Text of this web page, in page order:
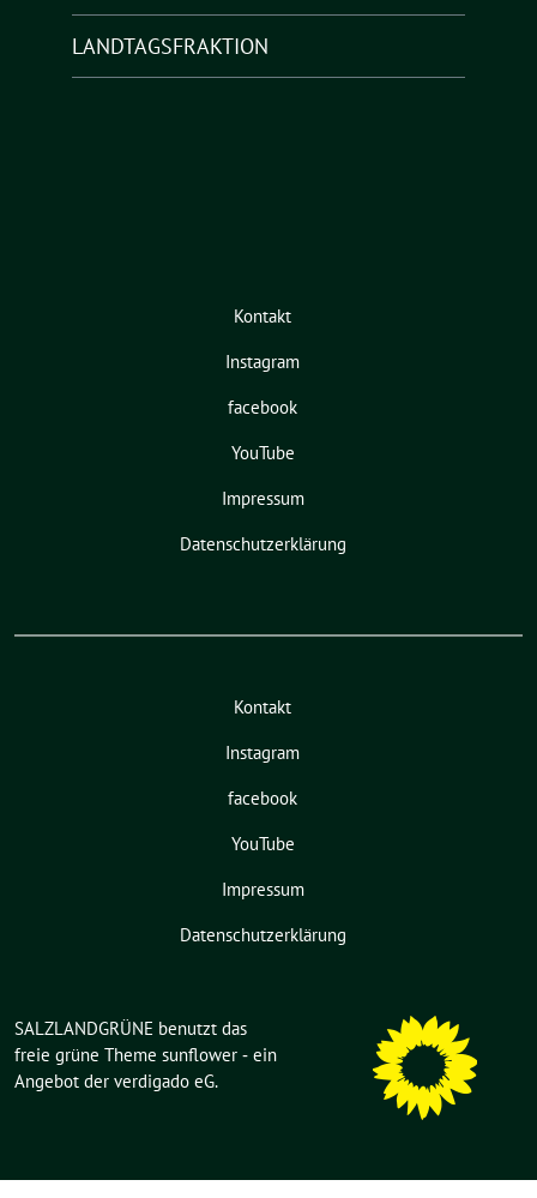
LANDTAGSFRAKTION
Kontakt
Instagram
facebook
YouTube
Impressum
Datenschutzerklärung
Kontakt
Instagram
facebook
YouTube
Impressum
Datenschutzerklärung
SALZLANDGRÜNE benutzt das
freie grüne Theme sunflower ‐ ein
Angebot der verdigado eG.